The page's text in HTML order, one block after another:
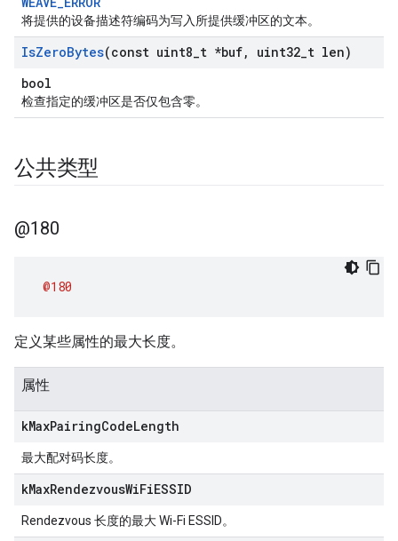
将提供的设备描述符编码为写入所提供缓冲区的文本。
IsZeroBytes(const uint8 t *buf, uint32 t len)
bool
检查指定的缓冲区是否仅包含零。
公共类型
@180
@180
定义某些属性的最大长度。
属性
kMaxPairingCodeLength
最大配对码长度。
kMaxRendezvousWiFiESSID
Rendezvous 长度的最大 Wi-Fi ESSID。